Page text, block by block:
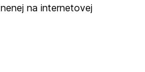
na internetovej